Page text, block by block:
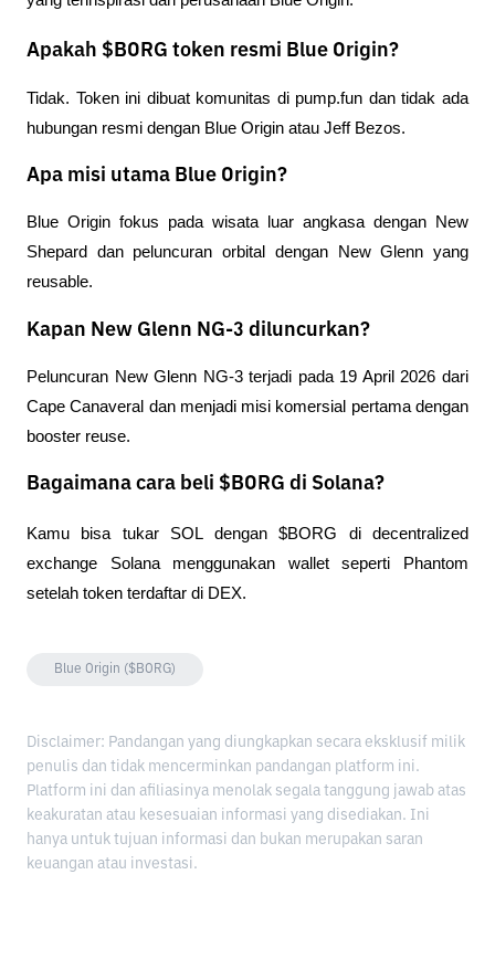
Apakah $BORG token resmi Blue Origin?
Tidak. Token ini dibuat komunitas di pump.fun dan tidak ada
hubungan resmi dengan Blue Origin atau Jeff Bezos.
Apa misi utama Blue Origin?
Blue Origin fokus pada wisata luar angkasa dengan New
Shepard dan peluncuran orbital dengan New Glenn yang
reusable.
Kapan New Glenn NG-3 diluncurkan?
Peluncuran New Glenn NG-3 terjadi pada 19 April 2026 dari
Cape Canaveral dan menjadi misi komersial pertama dengan
booster reuse.
Bagaimana cara beli $BORG di Solana?
Kamu bisa tukar SOL dengan $BORG di decentralized
exchange Solana menggunakan wallet seperti Phantom
setelah token terdaftar di DEX.
Blue Origin ($BORG)
Disclaimer: Pandangan yang diungkapkan secara eksklusif milik
penulis dan tidak mencerminkan pandangan platform ini.
Platform ini dan afiliasinya menolak segala tanggung jawab atas
keakuratan atau kesesuaian informasi yang disediakan. Ini
hanya untuk tujuan informasi dan bukan merupakan saran
keuangan atau investasi.